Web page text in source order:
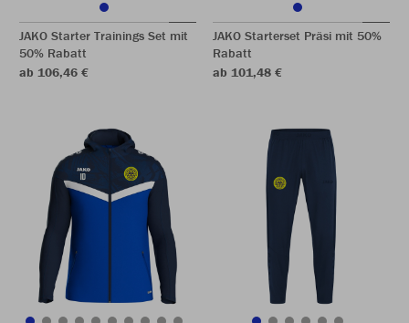
JAKO Starter Trainings Set mit
50% Rabatt
ab 106,46 €
JAKO Starterset Präsi mit 50%
Rabatt
ab 101,48 €